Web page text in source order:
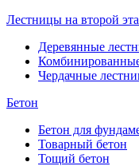
Лестницы на второй
Деревянные
Чердачные
Бетон
Бетон для
Товарный бетон
Тощий бетон